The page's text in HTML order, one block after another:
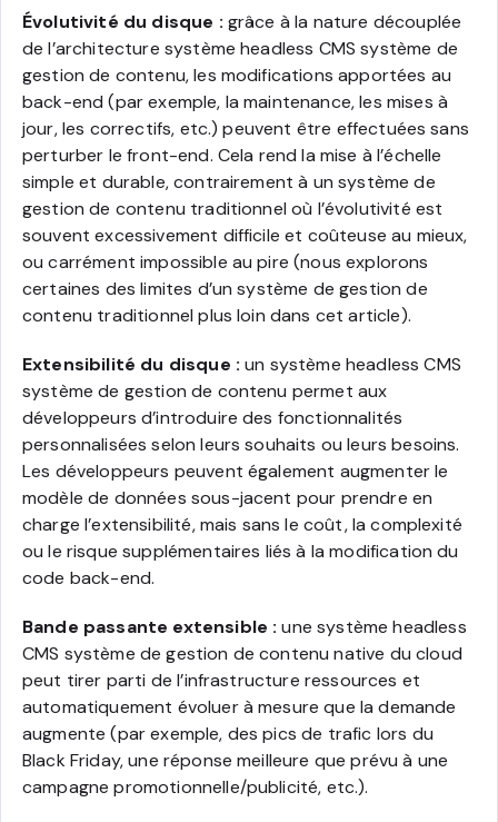
Évolutivité du disque : grâce à la nature découplée
de l’architecture système headless CMS système de
gestion de contenu, les modifications apportées au
back-end (par exemple, la maintenance, les mises à
jour, les correctifs, etc.) peuvent être effectuées sans
perturber le front-end. Cela rend la mise à l’échelle
simple et durable, contrairement à un système de
gestion de contenu traditionnel où l’évolutivité est
souvent excessivement difficile et coûteuse au mieux,
ou carrément impossible au pire (nous explorons
certaines des limites d’un système de gestion de
contenu traditionnel plus loin dans cet article).
Extensibilité du disque : un système headless CMS
système de gestion de contenu permet aux
développeurs d’introduire des fonctionnalités
personnalisées selon leurs souhaits ou leurs besoins.
Les développeurs peuvent également augmenter le
modèle de données sous-jacent pour prendre en
charge l’extensibilité, mais sans le coût, la complexité
ou le risque supplémentaires liés à la modification du
code back-end.
Bande passante extensible : une système headless
CMS système de gestion de contenu native du cloud
peut tirer parti de l’infrastructure ressources et
automatiquement évoluer à mesure que la demande
augmente (par exemple, des pics de trafic lors du
Black Friday, une réponse meilleure que prévu à une
campagne promotionnelle/publicité, etc.).